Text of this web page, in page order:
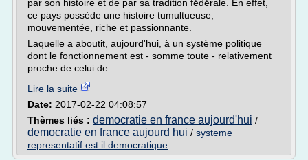
par son histoire et de par sa tradition fédérale. En effet,
ce pays possède une histoire tumultueuse,
mouvementée, riche et passionnante.
Laquelle a aboutit, aujourd'hui, à un système politique
dont le fonctionnement est - somme toute - relativement
proche de celui de...
Lire la suite
Date: 2017-02-22 04:08:57
Thèmes liés : democratie en france aujourd'hui /
democratie en france aujourd hui / systeme
representatif est il democratique